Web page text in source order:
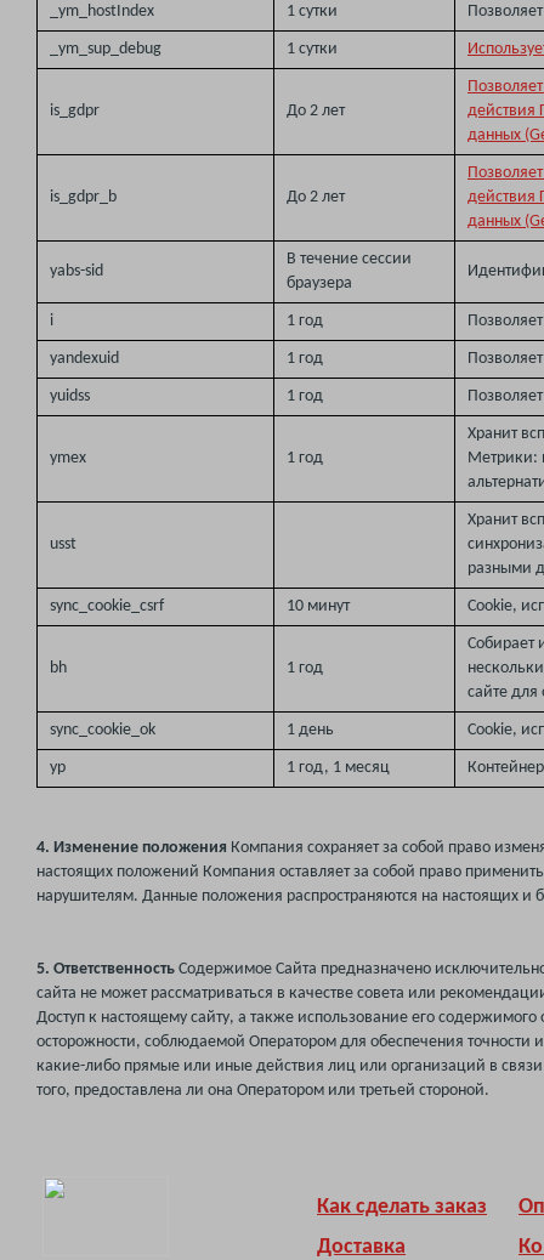
_ym_hostIndex 1 сутки
_ym_sup_debug 1 сутки
is_gdpr До 2 лет
действия
данных
is_gdpr_b До 2 лет
действия
данных
yabs-sid
В течение сессии
браузера
i 1 год
yandexuid 1 год
yuidss 1 год
ymex 1 год
Хранит
Метрики:
usst
Хранит
разными
sync_cookie_csrf 10 минут Cookie,
bh 1 год
Собирает
сайте
sync_cookie_ok 1 день Cookie,
yp 1 год, 1 месяц
4. Изменение положения Компания сохраняет за собой право
настоящих положений Компания оставляет за собой право
нарушителям. Данные положения распространяются на настоящих и
5. Ответственность Содержимое Сайта предназначено
сайта не может рассматриваться в качестве совета или
Доступ к настоящему сайту, а также использование его
осторожности, соблюдаемой Оператором для обеспечения точности
какие-либо прямые или иные действия лиц или организаций в
того, предоставлена ли она Оператором или третьей стороной.
Как сделать заказ
Доставка